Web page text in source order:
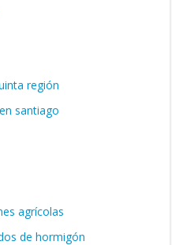
región
santiago
agrícolas
de hormigón